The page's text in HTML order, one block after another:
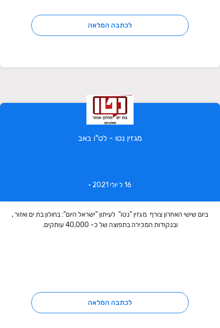
לכתבה המלאה
מגזין נטו - לט"ו באב
ביום שישי האחרון צורף מגזין "נטו" לעיתון "ישראל היום": בחולון בת ים ואזור ,
ובנקודות המכירה בתפוצה של כ- 40,000 עותקים.
לכתבה המלאה